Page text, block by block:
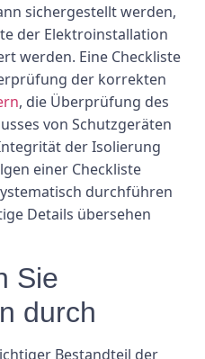
sichergestellt werden,
der Elektroinstallation
werden. Eine Checkliste
der korrekten
, die Überprüfung des
von Schutzgeräten
der Isolierung
einer Checkliste
durchführen
Details übersehen
Sie
durch
Bestandteil der